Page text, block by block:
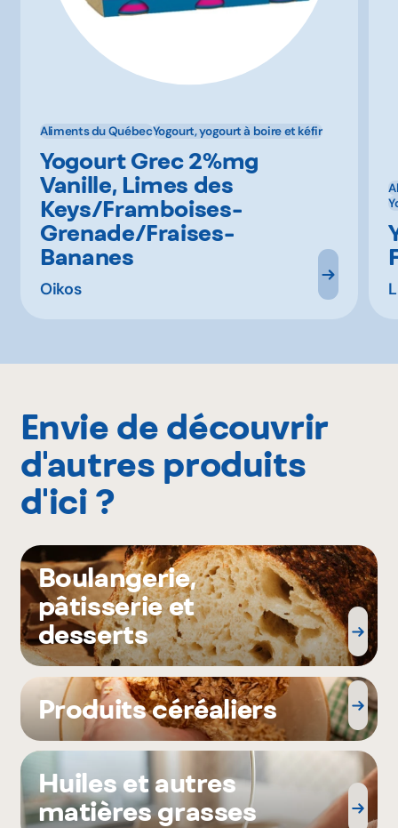
Aliments du QuébecYogourt, yogourt à boire et kéfir
Yogourt Grec 2%mg
Vanille, Limes des
Keys/Framboises-
Grenade/Fraises-
Bananes
Oikos
Envie de découvrir
d'autres produits
d'ici ?
Boulangerie,
pâtisserie et
desserts
Produits céréaliers
Huiles et autres
matières grasses